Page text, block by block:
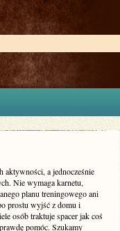
aktywności, a jednocześnie
Nie wymaga karnetu,
planu treningowego ani
prostu wyjść z domu i
osób traktuje spacer jak coś
pomóc. Szukamy